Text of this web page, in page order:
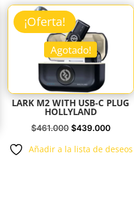
¡Oferta!
Agotado!
LARK M2 WITH USB-C PLUG
HOLLYLAND
$461.000 El
$439.000El
Añadir a la lista de deseos